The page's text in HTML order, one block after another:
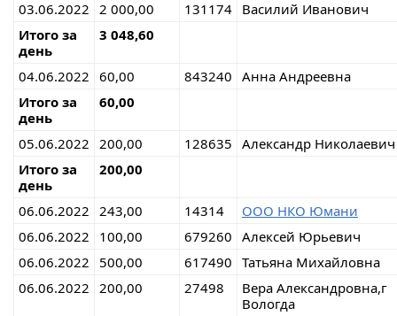
03.06.2022
2 000,00 131174
Василий Иванович
Итого за
день
3 048,60
04.06.2022 60,00 843240 Анна Андреевна
Итого за
день
60,00
05.06.2022 200,00 128635 Александр Николаевич
Итого за
день
200,00
06.06.2022 243,00 14314
ООО НКО Юмани
06.06.2022
100,00 679260 Алексей Юрьевич
06.06.2022
500,00 617490 Татьяна Михайловна
06.06.2022
200,00 27498
Вера Александровна,г
Вологда